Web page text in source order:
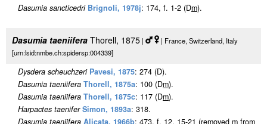
Dasumia sancticedri Brignoli, 1978j: 174, f. 1-2 (Dm).
Dasumia taeniifera Thorell, 1875 |
| France, Switzerland, Italy
[urn:lsid:nmbe.ch:spidersp:004339]
Dysdera scheuchzeri Pavesi, 1875: 274 (D).
Dasumia taeniifera Thorell, 1875a: 100 (Dm).
Dasumia taeniifera Thorell, 1875c: 117 (Dm).
Harpactes taenifer Simon, 1893a: 318.
Dasumia taeniifera Alicata, 1966b: 473, f. 12, 15-21 (removed m from